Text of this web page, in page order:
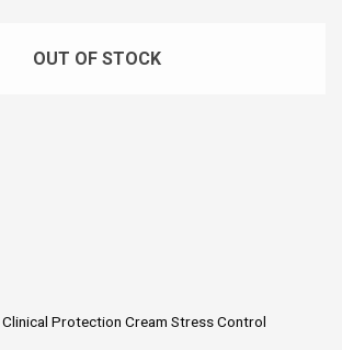
OUT OF STOCK
Clinical Protection Cream Stress Control